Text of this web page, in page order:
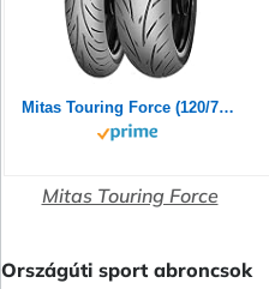
Mitas Touring Force (120/70ZR17 (58W) TL)
Mitas Touring Force
Országúti sport abroncsok